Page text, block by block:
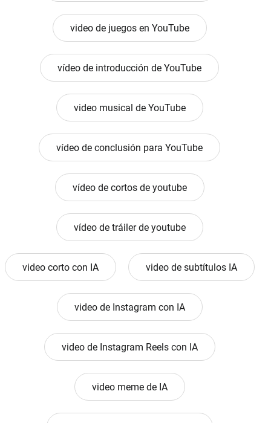
video de juegos en YouTube
vídeo de introducción de YouTube
video musical de YouTube
vídeo de conclusión para YouTube
vídeo de cortos de youtube
vídeo de tráiler de youtube
video corto con IA video de subtítulos IA
video de Instagram con IA
video de Instagram Reels con IA
video meme de IA